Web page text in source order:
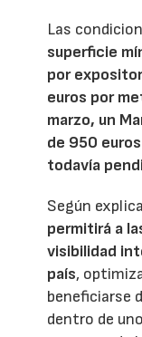
Las
superficie
por
euros por
marzo, un
de 950
todavía
Según
permitirá a
visibilidad
país,
beneficiarse
dentro de